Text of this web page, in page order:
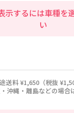
示するには車種を
い
送料 ¥1,650（税抜
沖縄・離島などの場合